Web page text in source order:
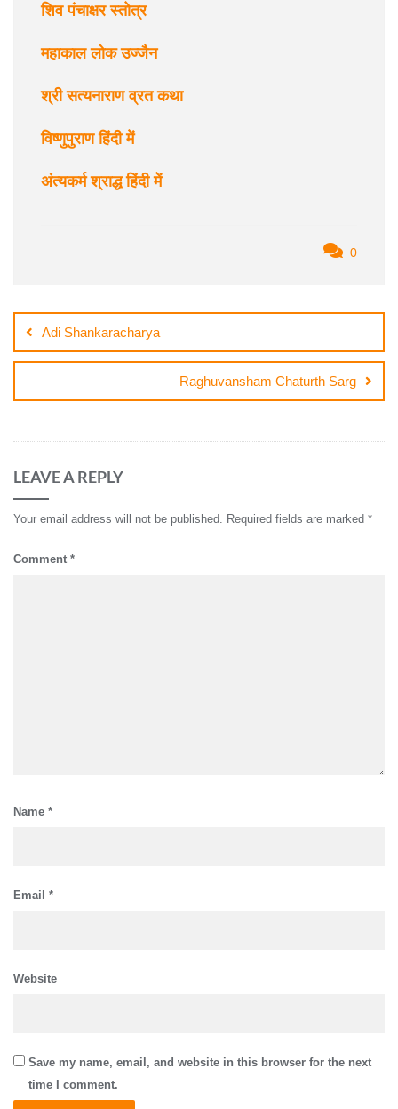
शिव पंचाक्षर स्तोत्र
महाकाल लोक उज्जैन
श्री सत्यनाराण व्रत कथा
विष्णुपुराण हिंदी में
अंत्यकर्म श्राद्ध हिंदी में
0
navigation
Adi Shankaracharya
Raghuvansham Chaturth Sarg
LEAVE A REPLY
Your email address will not be published. Required fields are marked *
Comment *
Name *
Email *
Website
Save my name, email, and website in this browser for the next
time I comment.